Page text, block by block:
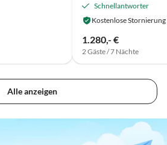
Schnellantworter
Kostenlose Stornierung
1.280,- €
2 Gäste / 7 Nächte
Alle anzeigen